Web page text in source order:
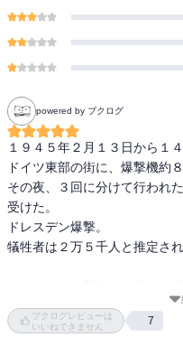
今、本書には耳を傾けるべき
powered by ブクログ
１９４５年２月１３日から１
ドイツ東部の街に、爆撃機約
その夜、３回に分けて行われ
受けた。
ドレスデン爆撃。
犠牲者は２万５千人と推定され
多く並び、文化・芸術の中心
第二次世界大戦終盤、戦況は
ブクログレビューは
いいねできません
7